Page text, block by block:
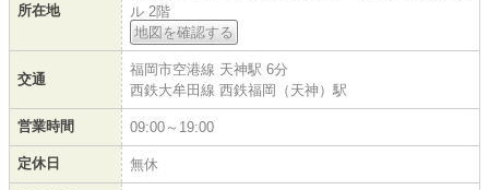
所在地
ル 2階
地図を確認する
交通
福岡市空港線 天神駅 6分
西鉄大牟田線 西鉄福岡（天神）駅
営業時間 09:00～19:00
定休日 無休